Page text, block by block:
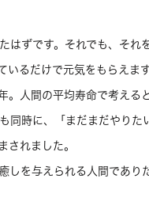
はずです。それでも、それ
るだけで元気をもらえます
。人間の平均寿命で考える
同時に、「まだまだやりた
されました。
しを与えられる人間であり